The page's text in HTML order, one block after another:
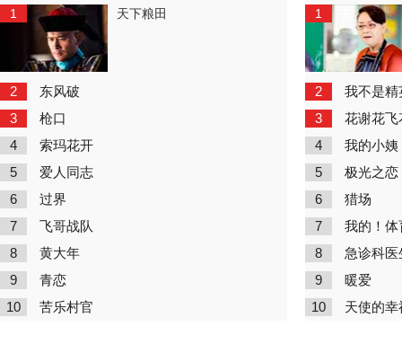
1 天下粮田
2 东风破
3 枪口
4 索玛花开
5 爱人同志
6 过界
7 飞哥战队
8 黄大年
9 青恋
10 苦乐村官
1
2 我不是精
3 花谢花飞
4 我的小姨
5 极光之恋
6 猎场
7 我的！体
8 急诊科医
9 暖爱
10 天使的幸